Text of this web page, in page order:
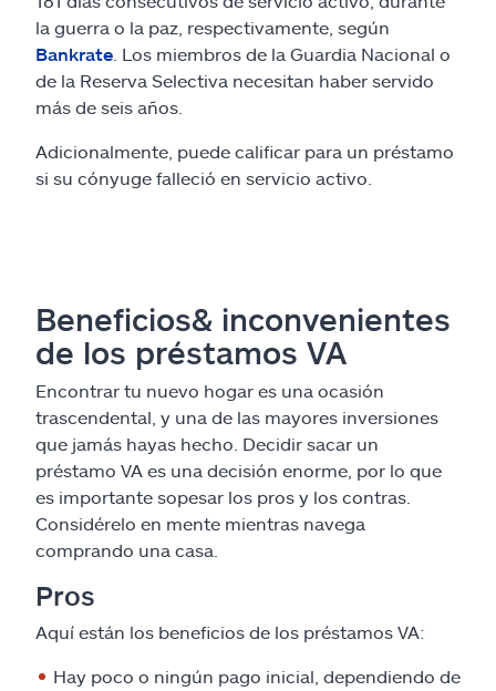
la guerra o la paz, respectivamente, según
Bankrate . Los miembros de la Guardia Nacional o
de la Reserva Selectiva necesitan haber servido
más de seis años.
Adicionalmente, puede calificar para un préstamo
si su cónyuge falleció en servicio activo.
Beneficios& inconvenientes
de los préstamos VA
Encontrar tu nuevo hogar es una ocasión
trascendental, y una de las mayores inversiones
que jamás hayas hecho. Decidir sacar un
préstamo VA es una decisión enorme, por lo que
es importante sopesar los pros y los contras.
Considérelo en mente mientras navega
comprando una casa.
Pros
Aquí están los beneficios de los préstamos VA:
Hay poco o ningún pago inicial, dependiendo de